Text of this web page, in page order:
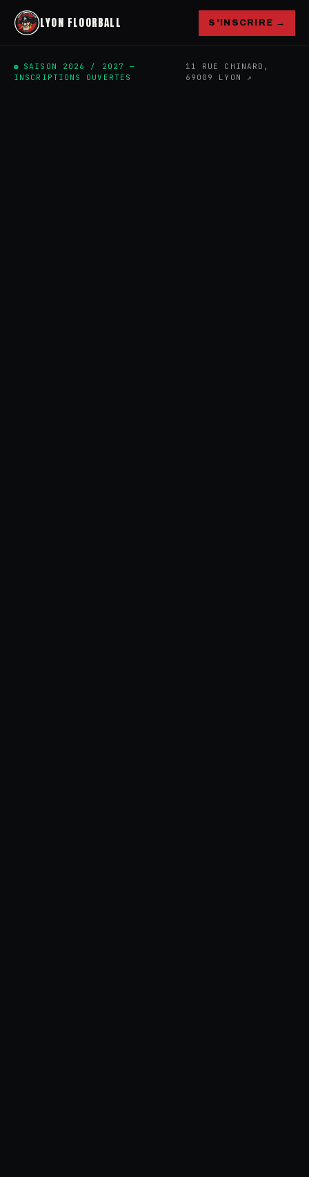
LYON FLOORBALL S'INSCRIRE →
SAISON 2026 / 2027 —
INSCRIPTIONS OUVERTES
11 RUE CHINARD,
69009 LYON ↗